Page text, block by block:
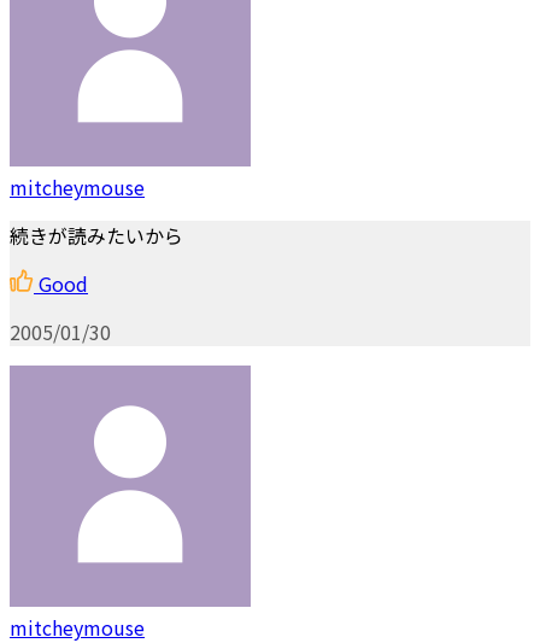
mitcheymouse
続きが読みたいから
Good
2005/01/30
mitcheymouse